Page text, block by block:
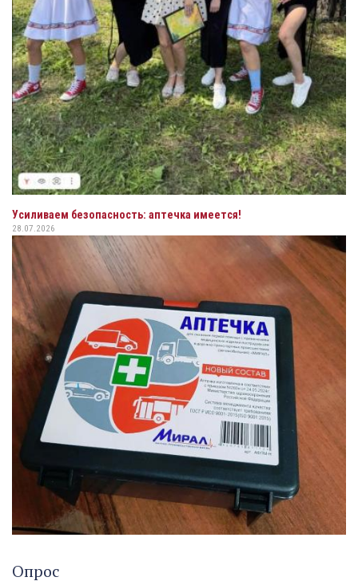
Усиливаем безопасность: аптечка имеется!
28.07.2026
Опрос